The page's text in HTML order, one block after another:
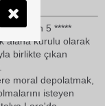
yer alan 5 *****
alana kurulu olarak
birlikte çıkan
moral depolatmak,
isteyen